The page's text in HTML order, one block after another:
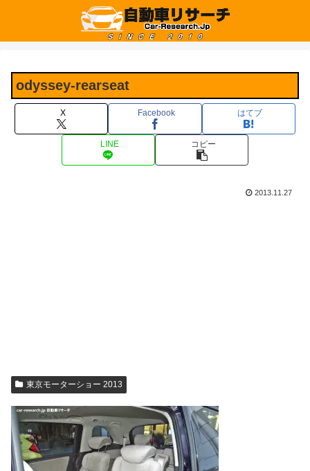
odyssey-rearseat
X Facebook はてブ
LINE コピー
2013.11.27
東京モーターショー 2013